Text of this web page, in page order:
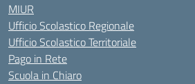
MIUR
Ufficio Scolastico Regionale
Ufficio Scolastico Territoriale
Pago in Rete
Scuola in Chiaro